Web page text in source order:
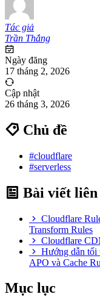
Tác giả
Trần Thắng
Ngày đăng
17 tháng 2, 2026
Cập nhật
26 tháng 3, 2026
Chủ đề
#cloudflare
#serverless
Bài viết liên
Cloudflare
Transform Rules
Cloudflare
Hướng dẫn tối
APO và Cache
Mục lục